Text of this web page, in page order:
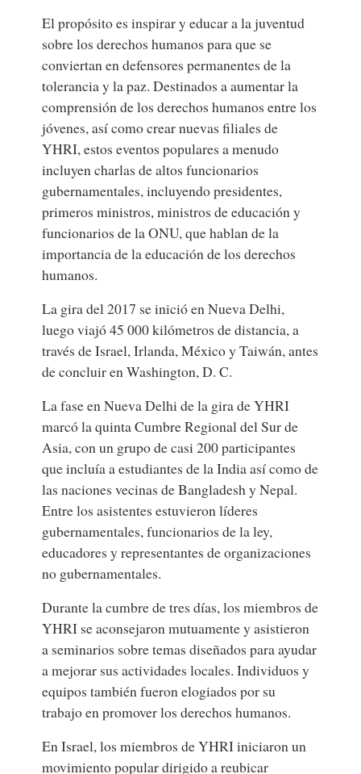
El propósito es inspirar y educar a la juventud
sobre los derechos humanos para que se
conviertan en defensores permanentes de la
tolerancia y la paz. Destinados a aumentar la
comprensión de los derechos humanos entre los
jóvenes, así como crear nuevas filiales de
YHRI, estos eventos populares a menudo
incluyen charlas de altos funcionarios
gubernamentales, incluyendo presidentes,
primeros ministros, ministros de educación y
funcionarios de la ONU, que hablan de la
importancia de la educación de los derechos
humanos.
La gira del 2017 se inició en Nueva Delhi,
luego viajó 45 000 kilómetros de distancia, a
través de Israel, Irlanda, México y Taiwán, antes
de concluir en Washington, D. C.
La fase en Nueva Delhi de la gira de YHRI
marcó la quinta Cumbre Regional del Sur de
Asia, con un grupo de casi 200 participantes
que incluía a estudiantes de la India así como de
las naciones vecinas de Bangladesh y Nepal.
Entre los asistentes estuvieron líderes
gubernamentales, funcionarios de la ley,
educadores y representantes de organizaciones
no gubernamentales.
Durante la cumbre de tres días, los miembros de
YHRI se aconsejaron mutuamente y asistieron
a seminarios sobre temas diseñados para ayudar
a mejorar sus actividades locales. Individuos y
equipos también fueron elogiados por su
trabajo en promover los derechos humanos.
En Israel, los miembros de YHRI iniciaron un
movimiento popular dirigido a reubicar